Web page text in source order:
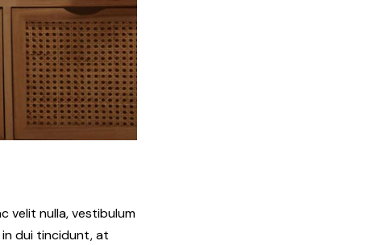
velit nulla, vestibulum
dui tincidunt, at